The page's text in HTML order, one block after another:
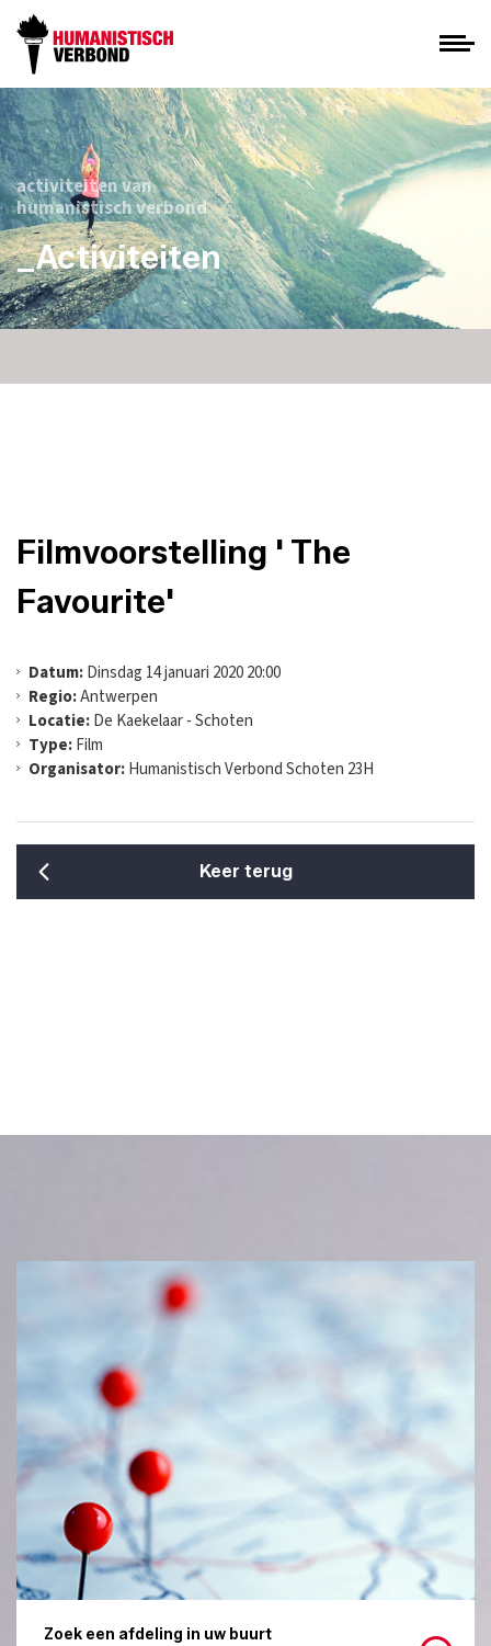
activiteiten van
humanistisch verbond
_Activiteiten
Filmvoorstelling ' The
Favourite'
Datum:Dinsdag 14 januari 2020 20:00
Regio:Antwerpen
Locatie:De Kaekelaar - Schoten
Type:Film
Organisator:Humanistisch Verbond Schoten 23H
Keer terug
Zoek een afdeling in uw buurt